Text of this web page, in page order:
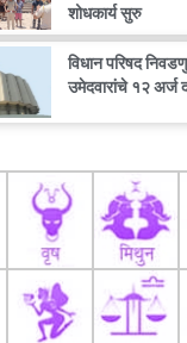
शोधकार्य सुरु
विधान परिषद
उमेदवारांचे १२ अर्ज